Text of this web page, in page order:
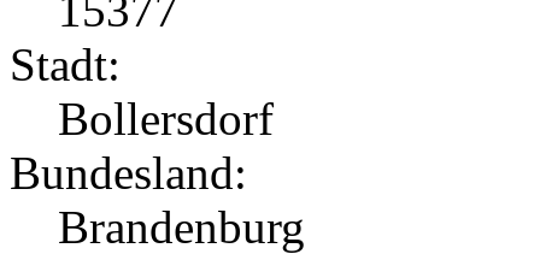
Stadt:
Bollersdorf
Bundesland:
Brandenburg